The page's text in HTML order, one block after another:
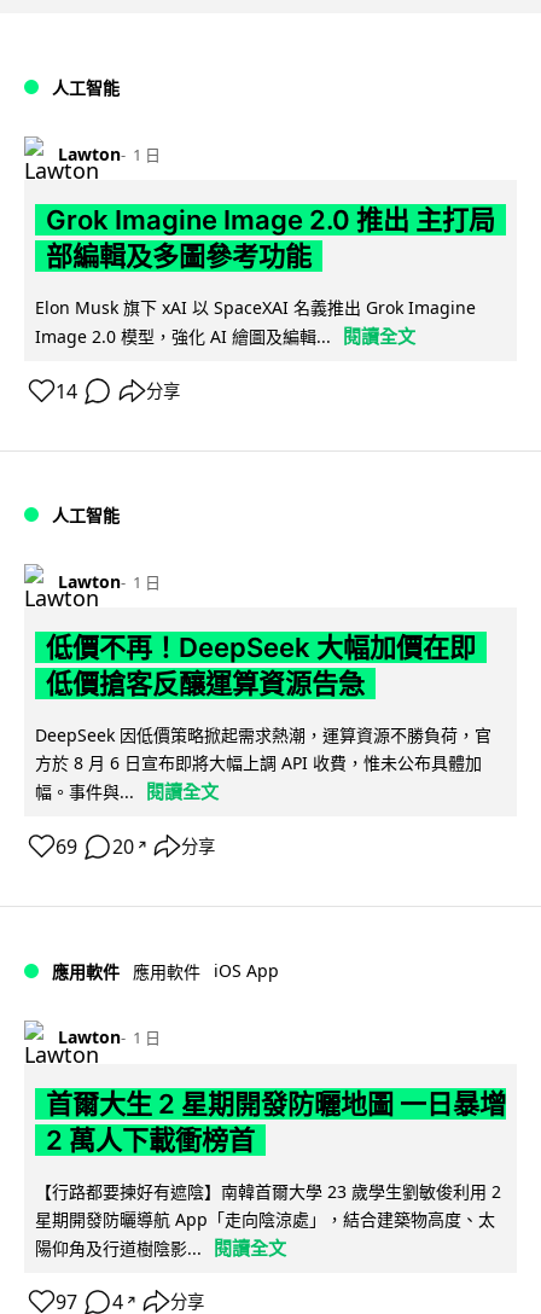
人工智能
Lawton 1 日
Grok Imagine Image 2.0 推出 主打局
部編輯及多圖參考功能
Elon Musk 旗下 xAI 以 SpaceXAI 名義推出 Grok Imagine
Image 2.0 模型，強化 AI 繪圖及編輯...
閱讀全文
14 分享
人工智能
Lawton 1 日
低價不再！DeepSeek 大幅加價在即
低價搶客反釀運算資源告急
DeepSeek 因低價策略掀起需求熱潮，運算資源不勝負荷，官
方於 8 月 6 日宣布即將大幅上調 API 收費，惟未公布具體加
幅。事件與...
閱讀全文
69 20 ↗ 分享
應用軟件 應用軟件 iOS App
Lawton 1 日
首爾大生 2 星期開發防曬地圖 一日暴增
2 萬人下載衝榜首
【行路都要揀好有遮陰】南韓首爾大學 23 歲學生劉敏俊利用 2
星期開發防曬導航 App「走向陰涼處」，結合建築物高度、太
陽仰角及行道樹陰影...
閱讀全文
97 4 ↗ 分享